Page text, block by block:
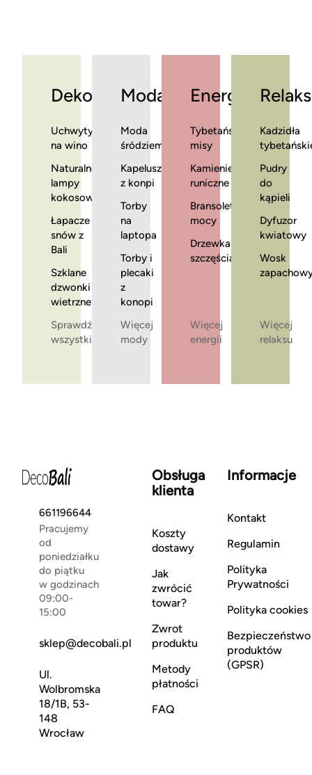
Dekoracje
Uchwyty
na wino
Naturalne
lampy
kokosowe
Łapacze
snów z
Bali
Szklane
dzwonki
wietrzne
Sprawdź
wszystkie
Moda
Moda
śródziemnomorska
Kapelusze
z konpi
Torby
na
laptopa
Torby i
plecaki
z
konopi
Więcej
mody
Energia
Tybetańskie
misy
Kamienie
runiczne
Bransoletki
mocy
Drzewka
szczęścia
Więcej
energii
Relaks
Kadzidła
Pudry
do
kąpieli
Dyfuzor
kwiatowy
Wosk
Więcej
relaksu
661196644
Pracujemy
od
poniedziałku
do piątku
w godzinach
09:00-
15:00
sklep@decobali.pl
Ul.
Wolbromska
18/1B, 53-
148
Wrocław
Obsługa
klienta
Koszty
dostawy
Jak
zwrócić
towar?
Zwrot
produktu
Metody
płatności
FAQ
Informacje
Kontakt
Regulamin
Polityka
Prywatności
Polityka cookies
Bezpieczeństwo
produktów
(GPSR)